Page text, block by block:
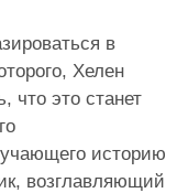
в
Хелен
что это станет
историю
возглавляющий